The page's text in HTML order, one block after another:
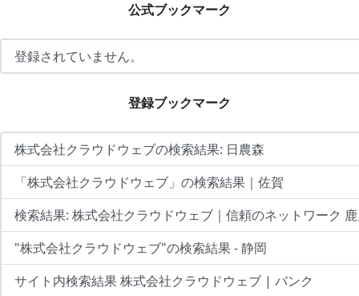
公式ブックマーク
登録されていません。
登録ブックマーク
株式会社クラウドウェブの検索結果: 日農森
「株式会社クラウドウェブ」の検索結果｜佐賀
検索結果: 株式会社クラウドウェブ｜信頼のネットワーク
"株式会社クラウドウェブ"の検索結果 - 静岡
サイト内検索結果 株式会社クラウドウェブ | バンク